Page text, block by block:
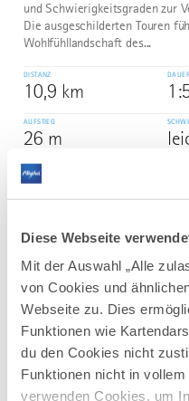
Diese Webseite
Mit der Auswahl „Alle
von Cookies und
Webseite zu. Dies
Funktionen wie
du den Cookies nicht
Funktionen nicht in
verwenden Cookies, um
und Schwierigkeitsgraden zur
Die ausgeschilderten Touren
Wohlfühllandschaft des...
DISTANZ
10,9 km
DAUER
AUFSTIEG
26 m
3
Rundwanderung
Herrenberg
Der Charakter: Eine Rundtour
schönen Ausblicken.
DISTANZ
4,3 km
DAUER
mehr
dazu